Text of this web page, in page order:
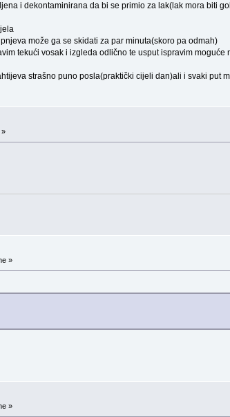
i dekontaminirana da bi se primio za lak(lak mora biti
ga se skidati za par minuta(skoro pa odmah)
vosak i izgleda odlično te usput ispravim moguće
strašno puno posla(praktički cijeli dan)ali i svaki put
»
»
»